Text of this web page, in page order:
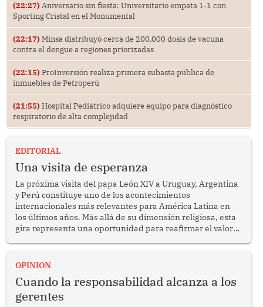
(22:27) Aniversario sin fiesta: Universitario empata 1-1 con
Sporting Cristal en el Monumental
(22:17) Minsa distribuyó cerca de 200,000 dosis de vacuna
contra el dengue a regiones priorizadas
(22:15) ProInversión realiza primera subasta pública de
inmuebles de Petroperú
(21:55) Hospital Pediátrico adquiere equipo para diagnóstico
respiratorio de alta complejidad
EDITORIAL
Una visita de esperanza
La próxima visita del papa León XIV a Uruguay, Argentina
y Perú constituye uno de los acontecimientos
internacionales más relevantes para América Latina en
los últimos años. Más allá de su dimensión religiosa, esta
gira representa una oportunidad para reafirmar el valor
enfrenta desafíos en materia de desarrollo, cohesión
OPINION
Cuando la responsabilidad alcanza a los
gerentes